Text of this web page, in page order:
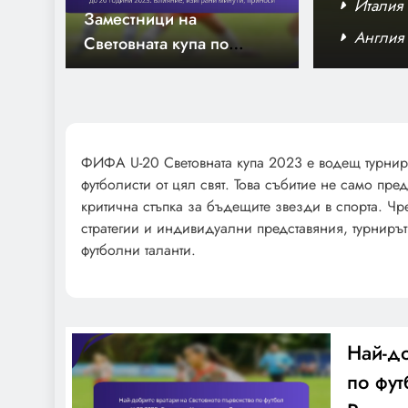
за младежи до 20 години 2023:
футбол за младежи до 20 години 2023:
Италия
Англия
Заместници на
Световната купа по
футбол за младежи до 20
Гана U-20: Тактическа
осведоменост,
Изпълнение на играта,
Представяне на играчите
Италия U-20: Тактики на
формацията, Игрови
ФИФА U-20 Световната купа 2023 е водещ
футболисти от цял свят. Това събитие не само
критична стъпка за бъдещите звезди в спорта.
стратегии и индивидуални представяния,
футболни таланти.
Най-
по